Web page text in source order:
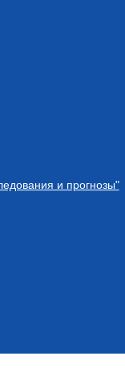
и прогнозы"